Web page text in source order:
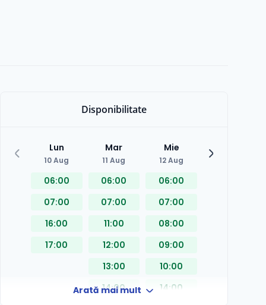
Disponibilitate
Lun
10 Aug
06:00
07:00
16:00
17:00
Mar
11 Aug
06:00
07:00
11:00
12:00
13:00
14:00
Mie
12 Aug
06:00
07:00
08:00
09:00
10:00
14:00
Arată mai mult